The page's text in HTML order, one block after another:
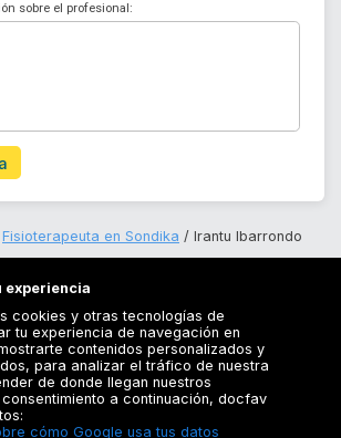
sobre el profesional:
Fisioterapeuta en Sondika Irantu Ibarrondo
Registrarse
experiencia
cookies y otras tecnologías de
tu experiencia de navegación en
contenidos personalizados y
para analizar el tráfico de nuestra
de donde llegan nuestros
a continuación, docfav
cómo Google usa tus datos